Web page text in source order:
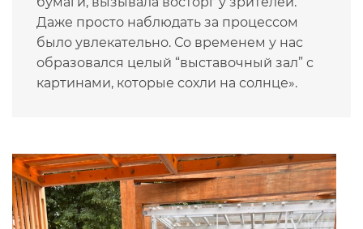
Даже просто наблюдать за процессом
было увлекательно. Со временем у нас
образовался целый “выставочный зал” с
картинами, которые сохли на солнце».